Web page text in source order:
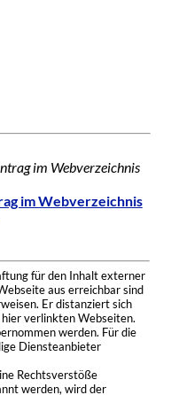
im Webverzeichnis
im Webverzeichnis
für den Inhalt externer
aus erreichbar sind
Er distanziert sich
verlinkten Webseiten.
werden. Für die
Diensteanbieter
Rechtsverstöße
werden, wird der